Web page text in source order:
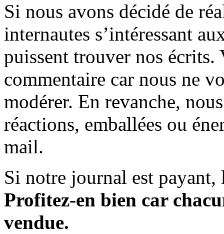
Si nous avons décidé de
internautes s’intéressant
puissent trouver nos écrits.
commentaire car nous ne
modérer. En revanche,
réactions, emballées ou
mail.
Si notre journal est payant,
Profitez-en bien car
vendue.